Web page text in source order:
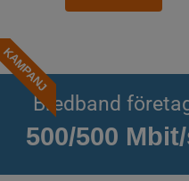
KAMPANJ
Bredband
500/500